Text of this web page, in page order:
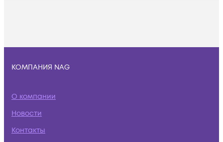
КОМПАНИЯ NAG
О компании
Новости
Контакты